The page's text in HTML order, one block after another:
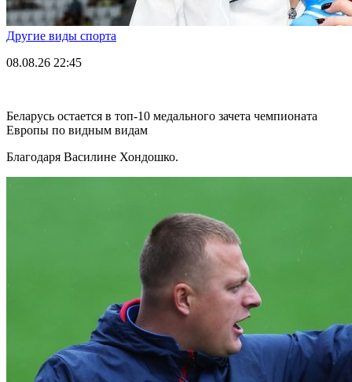
Другие виды спорта
08.08.26 22:45
Беларусь остается в топ-10 медального зачета чемпионата
Европы по видным видам
Благодаря Василине Хондошко.